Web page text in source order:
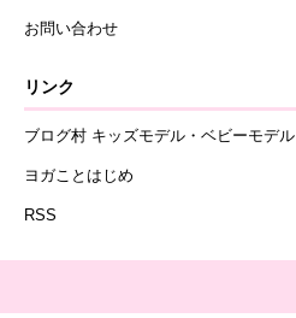
お問い合わせ
リンク
ブログ村 キッズモデル・ベビーモデル
ヨガことはじめ
RSS